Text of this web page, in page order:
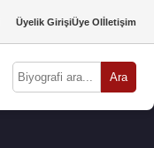
Üyelik GirişiÜye Olİletişim
Ara